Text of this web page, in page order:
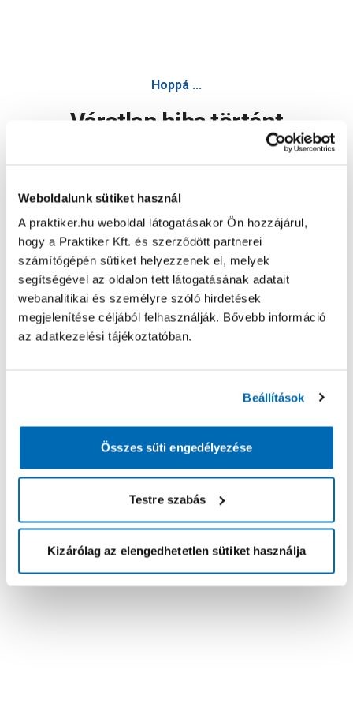
Weboldalunk sütiket használ
A praktiker.hu weboldal látogatásakor Ön hozzájárul,
hogy a Praktiker Kft. és szerződött partnerei
számítógépén sütiket helyezzenek el, melyek
segítségével az oldalon tett látogatásának adatait
webanalitikai és személyre szóló hirdetések
megjelenítése céljából felhasználják. Bővebb információ
az adatkezelési tájékoztatóban.
Beállítások
Összes süti engedélyezése
Testre szabás
Kizárólag az elengedhetetlen sütiket használja
Hoppá ...
Váratlan hiba történt
Oldal újratöltése